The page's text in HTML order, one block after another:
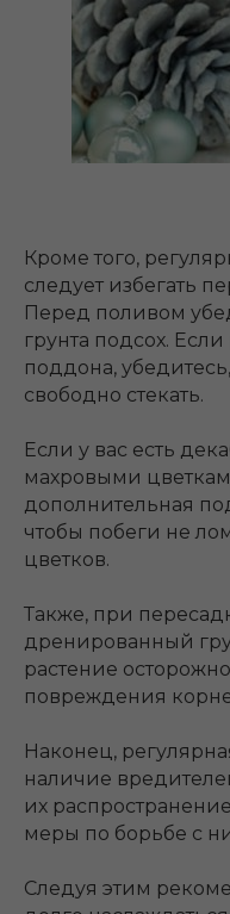
Кроме того,
следует избегать
Перед поливом
грунта подсох.
поддона,
свободно стекать.
Если у вас есть
махровыми
дополнительная
чтобы побеги не
цветков.
Также, при
дренированный
растение
повреждения
Наконец,
наличие
их
меры по борьбе с
Следуя этим